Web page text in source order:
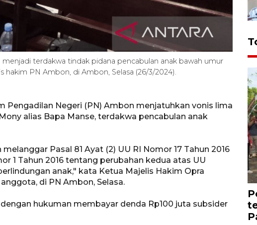
menjadi terdakwa tindak pidana pencabulan anak bawah umur
hakim PN Ambon, di Ambon, Selasa (26/3/2024).
Pengadilan Negeri (PN) Ambon menjatuhkan vonis lima
alias Bapa Manse, terdakwa pencabulan anak
Pasal 81 Ayat (2) UU RI Nomor 17 Tahun 2016
1 Tahun 2016 tentang perubahan kedua atas UU
anak," kata Ketua Majelis Hakim Opra
di PN Ambon, Selasa.
hukuman membayar denda Rp100 juta subsider